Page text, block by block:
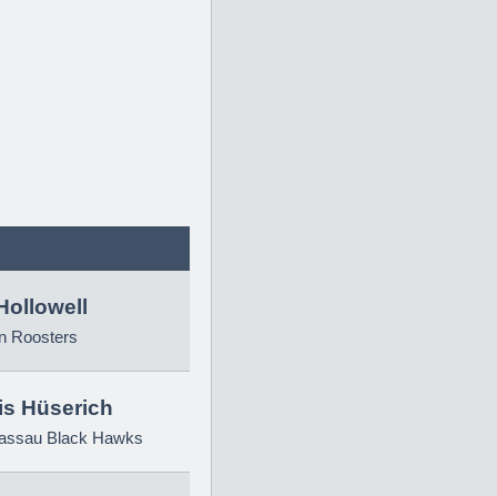
Roosters
Hüserich
Black Hawks